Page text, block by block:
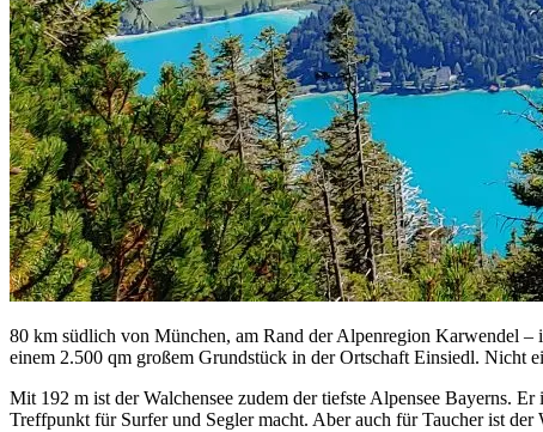
80 km südlich von München, am Rand der Alpenregion Karwendel –
einem 2.500 qm großem Grund­stück in der Ortschaft Einsiedl. Nicht
Mit 192 m ist der Walchensee zudem der tiefste Alpensee Bayerns.
Treffpunkt für Surfer und Segler macht. Aber auch für Taucher ist